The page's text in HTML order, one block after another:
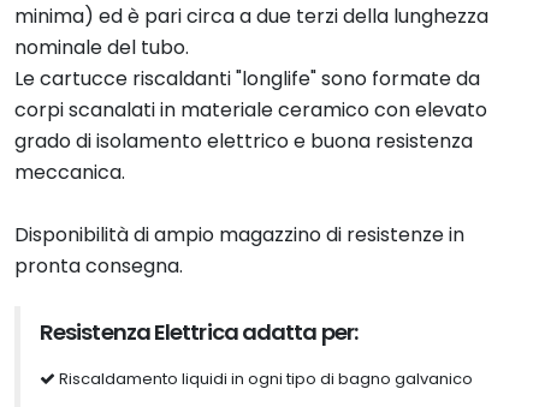
minima) ed è pari circa a due terzi della lunghezza
nominale del tubo.
Le cartucce riscaldanti "longlife" sono formate da
corpi scanalati in materiale ceramico con elevato
grado di isolamento elettrico e buona resistenza
meccanica.
Disponibilità di ampio magazzino di resistenze in
pronta consegna.
Resistenza Elettrica adatta per:
Riscaldamento liquidi in ogni tipo di bagno galvanico